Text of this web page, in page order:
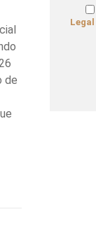
de
Legal